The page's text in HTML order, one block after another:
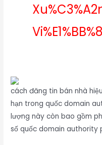
cách đăng tin bán nhà
hạn trong quốc domain
lượng này còn bao gồm
số quốc domain authority